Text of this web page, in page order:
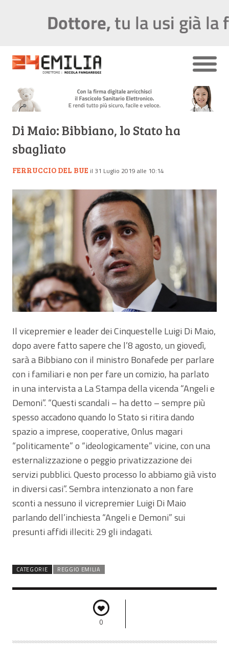
Di Maio: Bibbiano, lo Stato ha
sbagliato
FERRUCCIO DEL BUE il 31 Luglio 2019 alle 10:14
Il vicepremier e leader dei Cinquestelle Luigi Di Maio,
dopo avere fatto sapere che l’8 agosto, un giovedì,
sarà a Bibbiano con il ministro Bonafede per parlare
con i familiari e non per fare un comizio, ha parlato
in una intervista a La Stampa della vicenda “Angeli e
Demoni”. “Questi scandali – ha detto – sempre più
spesso accadono quando lo Stato si ritira dando
spazio a imprese, cooperative, Onlus magari
“politicamente” o “ideologicamente” vicine, con una
esternalizzazione o peggio privatizzazione dei
servizi pubblici. Questo processo lo abbiamo già visto
in diversi casi”. Sembra intenzionato a non fare
sconti a nessuno il vicrepremier Luigi Di Maio
parlando dell’inchiesta “Angeli e Demoni” sui
presunti affidi illeciti: 29 gli indagati.
CATEGORIE REGGIO EMILIA
0